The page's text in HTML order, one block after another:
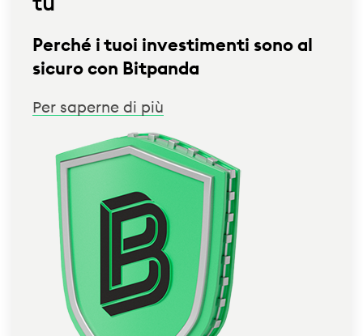
Perché i tuoi investimenti sono al
sicuro con Bitpanda
Per saperne di più